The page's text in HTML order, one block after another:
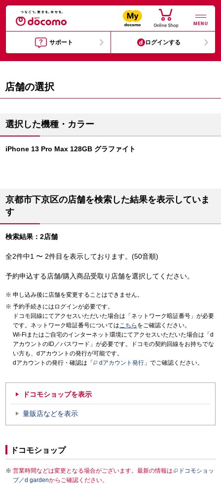
MENU
サポート ログインする
店舗の選択
選択した機種・カラー
iPhone 13 Pro Max 128GB グラファイト
京都市下京区の店舗を検索した結果を表示していま
す
検索結果：2店舗
全2件中1 〜 2件目を表示しております。(50音順)
予約申込する店舗/購入商品受取り店舗を選択してください。
申し込み後に店舗を変更することはできません。
予約手続きにはログインが必要です。
ドコモ回線にてアクセスいただいた場合は「ネットワーク暗証番号」が必要
です。ネットワーク暗証番号についてはこちら をご確認ください。
Wi-Fiまたはご自宅のインターネット環境にてアクセスいただいた場合は「d
アカウントのID／パスワード」が必要です。ドコモの契約回線をお持ちでな
い方も、dアカウントの発行が可能です。
dアカウントの発行・確認は「
dアカウント発行 」でご確認ください。
ドコモショップを表示
量販店などを表示
ドコモショップ
営業時間などは変更となる場合がございます。最新の情報は
ドコモショッ
プ／d gardenからご確認ください。